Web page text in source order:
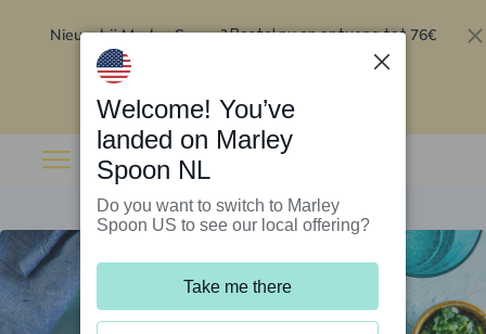
Nieuw bij Marley Spoon?Bestel nu en ontvang tot 76€
Welcome! You’ve
landed on Marley
Spoon NL
Do you want to switch to Marley
Spoon US to see our local offering?
Take me there